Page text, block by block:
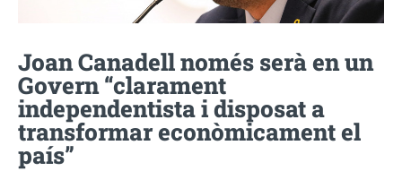
Joan Canadell només serà en un
Govern “clarament
independentista i disposat a
transformar econòmicament el
país”